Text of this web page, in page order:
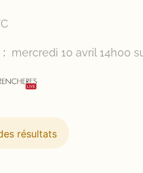
mercredi 10 avril 14h00
résultats